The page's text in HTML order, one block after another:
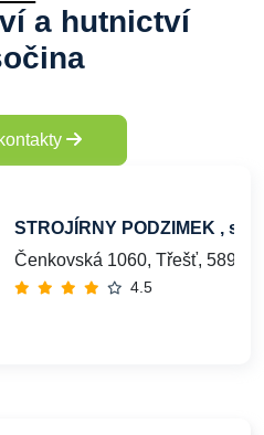
a hutnictví
STROJÍRNY PODZIMEK ,
Čenkovská 1060, Třešť, 589 01
4.5